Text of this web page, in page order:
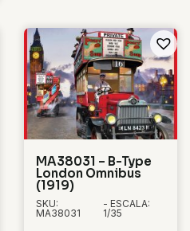
MA38031 – B-Type
London Omnibus
(1919)
SKU:
MA38031
- ESCALA:
1/35